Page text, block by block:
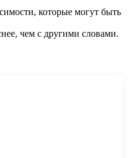
которые могут быть
чем с другими словами.